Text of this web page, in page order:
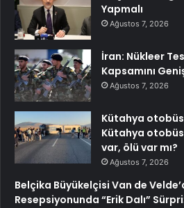
Yapmalı
Ağustos 7, 2026
İran: Nükleer
Kapsamını
Ağustos 7, 2026
Kütahya otobüs
Kütahya otobüs
var, ölü var mı?
Ağustos 7, 2026
Belçika Büyükelçisi Van de
Resepsiyonunda “Erik Dalı”